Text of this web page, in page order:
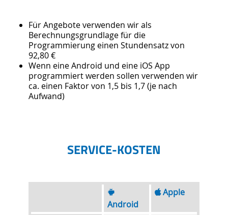
Für Angebote verwenden wir als
Berechnungsgrundlage für die
Programmierung einen Stundensatz von
92,80 €
Wenn eine Android und eine iOS App
programmiert werden sollen verwenden wir
ca. einen Faktor von 1,5 bis 1,7 (je nach
Aufwand)
SERVICE-KOSTEN
Android
Apple